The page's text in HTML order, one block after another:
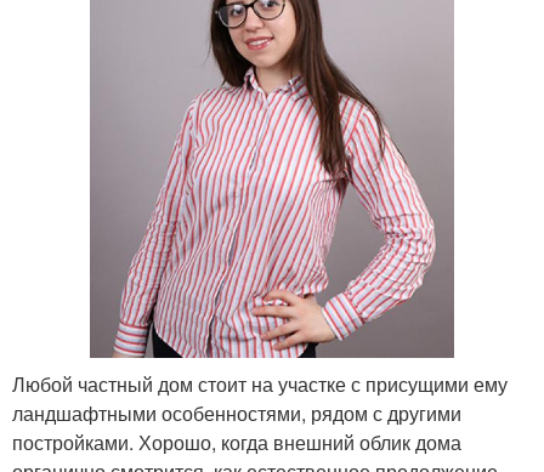
Любой частный дом стоит на участке с присущими ему
ландшафтными особенностями, рядом с другими
постройками. Хорошо, когда внешний облик дома